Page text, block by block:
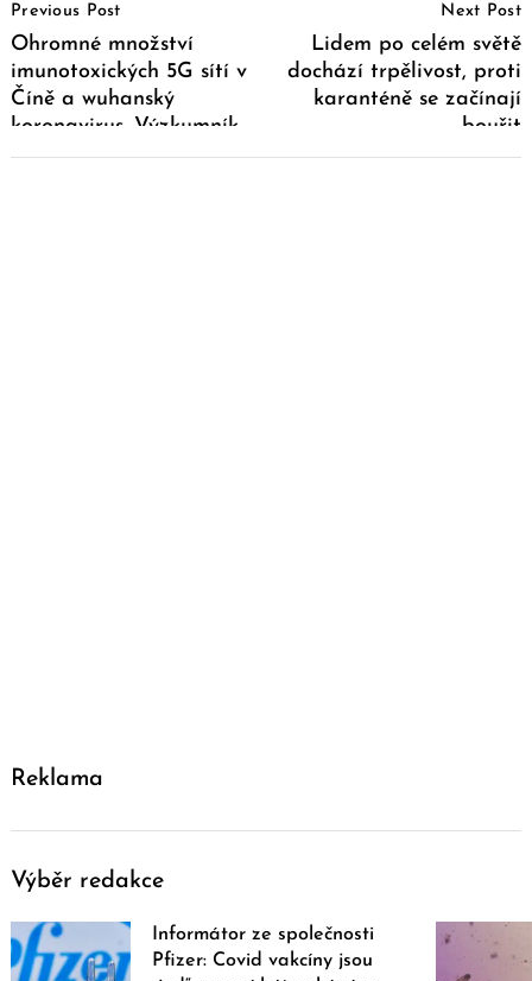
Navigation
Previous Post
Ohromné množství
imunotoxických 5G sítí v
Číně a wuhanský
koronavirus. Výzkumník
přináší důkazy
Next Post
Lidem po celém světě
dochází trpělivost, proti
karanténě se začínají
bouřit
Reklama
Výběr redakce
Informátor ze společnosti
Pfizer: Covid vakcíny jsou